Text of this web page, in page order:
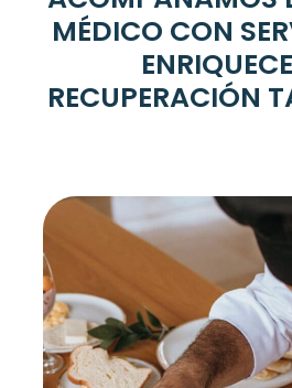
MÉDICO CON
RECUPERACIÓN